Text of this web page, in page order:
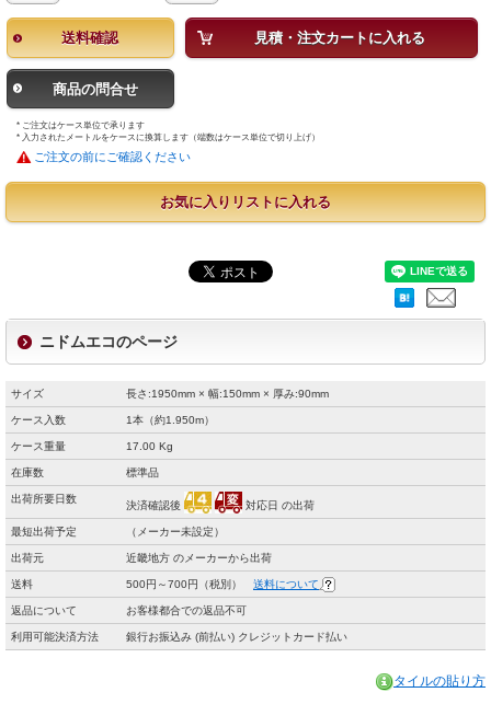
送料確認 見積・注文カートに入れる
商品の問合せ
* ご注文はケース単位で承ります
* 入力されたメートルをケースに換算します（端数はケース単位で切り上げ）
ご注文の前にご確認ください
お気に入りリストに入れる
ニドムエコのページ
サイズ 長さ:1950mm × 幅:150mm × 厚み:90mm
ケース入数 1本（約1.950m）
ケース重量 17.00 Kg
在庫数 標準品
出荷所要日数
決済確認後 対応日 の出荷
最短出荷予定 （メーカー未設定）
出荷元 近畿地方 のメーカーから出荷
送料 500円～700円（税別） 送料について
返品について お客様都合での返品不可
利用可能決済方法 銀行お振込み (前払い) クレジットカード払い
タイルの貼り方